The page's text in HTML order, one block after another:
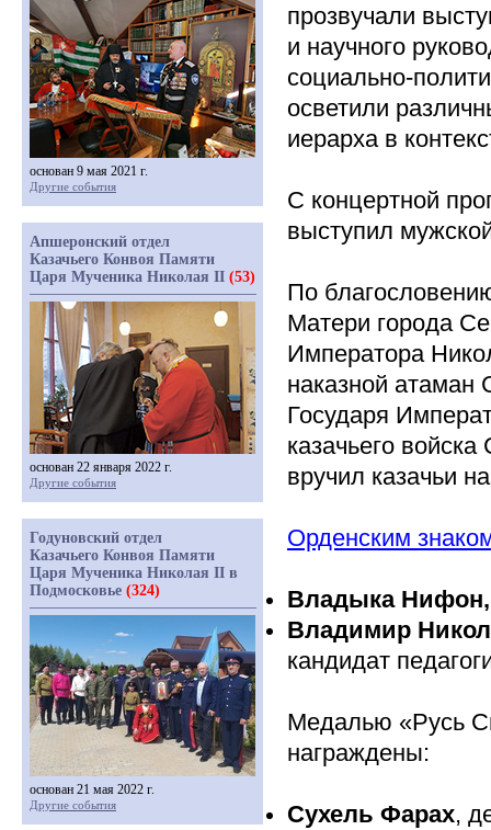
прозвучали
и научного
социально-
осветили
иерарха в
С концертной
выступил
По
Матери города
Императора
наказной атаман
Государя
казачьего
вручил казачьи
Орденским
Владыка Нифон,
Владимир
кандидат
Медалью «Русь
награждены:
Сухель Фарах,
основан 9 мая 2021 г.
Другие события
Апшеронский отдел
Казачьего Конвоя Памяти
Царя Мученика Николая II (53)
основан 22 января 2022 г.
Другие события
Годуновский отдел
Казачьего Конвоя Памяти
Царя Мученика Николая II в
Подмосковье (324)
основан 21 мая 2022 г.
Другие события